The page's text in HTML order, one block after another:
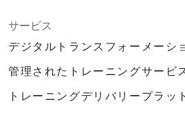
サービス
デジタルトランスフォーメーシ
管理されたトレーニングサービ
トレーニングデリバリープラッ